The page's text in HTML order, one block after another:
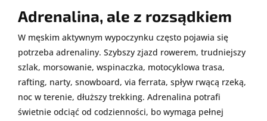
Adrenalina, ale z rozsądkiem
W męskim aktywnym wypoczynku często pojawia się
potrzeba adrenaliny. Szybszy zjazd rowerem, trudniejszy
szlak, morsowanie, wspinaczka, motocyklowa trasa,
rafting, narty, snowboard, via ferrata, spływ rwącą rzeką,
noc w terenie, dłuższy trekking. Adrenalina potrafi
świetnie odciąć od codzienności, bo wymaga pełnej